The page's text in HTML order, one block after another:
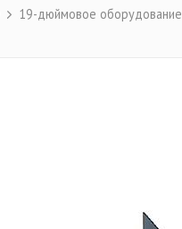
19-дюймовое оборудование